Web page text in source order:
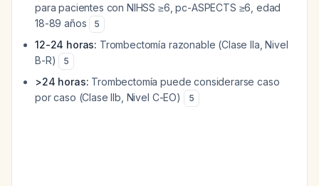
para pacientes con NIHSS ≥6, pc-ASPECTS ≥6, edad
18-89 años
5
12-24 horas: Trombectomía razonable (Clase IIa, Nivel
B-R)
5
>24 horas: Trombectomía puede considerarse caso
por caso (Clase IIb, Nivel C-EO)
5